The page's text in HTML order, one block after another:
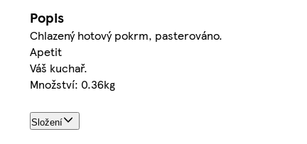
Popis
Chlazený hotový pokrm, pasterováno.
Apetit
Váš kuchař.
Množství: 0.36kg
Složení